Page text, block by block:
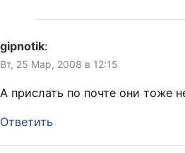
gipnotik:
Вт, 25 Мар, 2008 в 12:15
А прислать по почте они тоже
Ответить